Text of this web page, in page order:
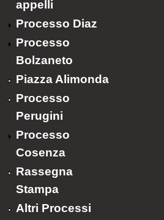
appelli
Processo Diaz
Processo
Bolzaneto
Piazza Alimonda
Processo
Perugini
Processo
Cosenza
Rassegna
Stampa
Altri Processi